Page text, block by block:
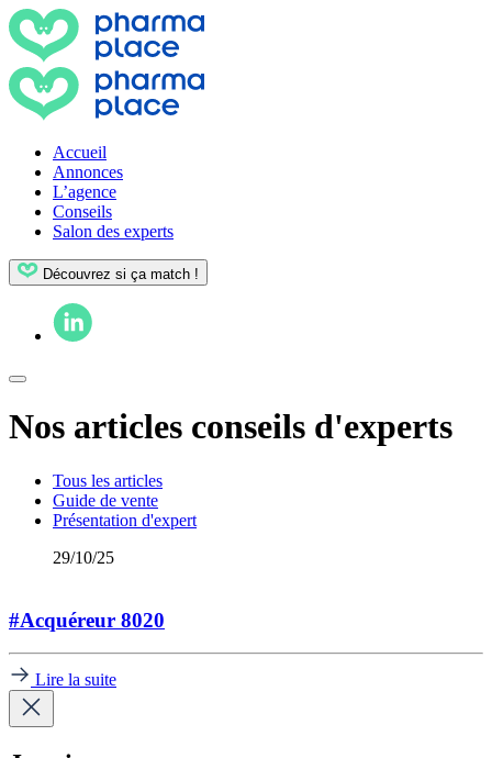
Accueil
Annonces
L’agence
Conseils
Salon des experts
Découvrez si ça match !
Nos articles conseils d'experts
Tous les articles
Guide de vente
Présentation d'expert
29/10/25
#Acquéreur 8020
Lire la suite